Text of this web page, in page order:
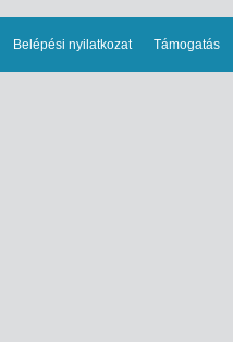
Belépési nyilatkozat Támogatás